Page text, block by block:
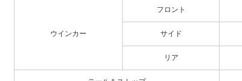
ウインカー
フロント
サイド
リア